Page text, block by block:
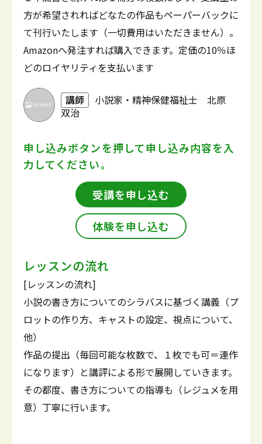
方が希望されればどなたの作品もペーパーバックに
て刊行いたします（一切費用はいただきません）。
Amazonへ発注すれば購入できます。定価の10％ほ
どのロイヤリティを支払います
講師
小説家・精神保健福祉士 北原
双治
申し込みボタンを押して申し込み内容を入
力してください。
受講を申し込む
体験を申し込む
レッスンの流れ
[レッスンの流れ]
小説の書き方についてのシラバスに基づく講義（プ
ロットの作り方、キャストの設定、視点について、
他）
作品の提出（毎回可能な枚数で、１枚でも可＝連作
になります）と講評による形で展開していきます。
その都度、書き方についての指導も（レジュメを用
意）丁寧に行います。